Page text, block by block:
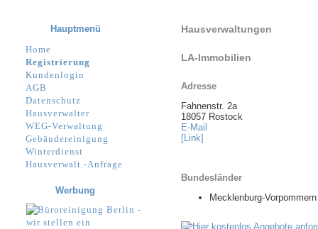
Hausverwaltungen
LA-Immobilien
Adresse
Fahnenstr. 2a
18057 Rostock
E-Mail
[Link]
Bundesländer
Mecklenburg-Vorpommern
Hauptmenü
Home
Registrierung
Kundenlogin
AGB
Datenschutz
Hausverwalter
WEG-Verwaltung
Gebäudereinigung
Winterdienst
Hausverwalt.-Anfrage
Werbung